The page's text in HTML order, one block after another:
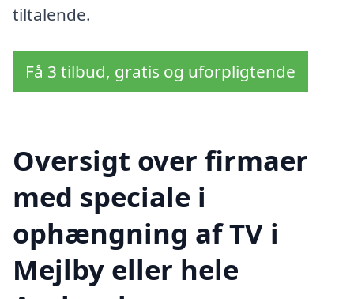
tiltalende.
Få 3 tilbud, gratis og uforpligtende
Oversigt over firmaer
med speciale i
ophængning af TV i
Mejlby eller hele